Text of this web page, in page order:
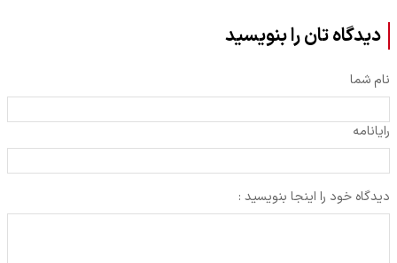
دیدگاه تان را بنویسید
نام شما
رایانامه
دیدگاه خود را اینجا بنویسید :